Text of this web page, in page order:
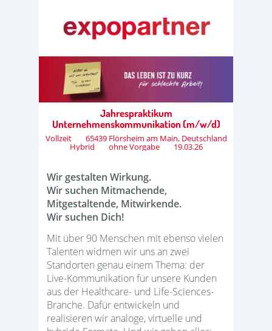
Jahrespraktikum
Unternehmenskommunikation (m/w/d)
Vollzeit 65439 Flörsheim am Main, Deutschland
Hybrid ohne Vorgabe 19.03.26
Wir gestalten Wirkung.
Wir suchen Mitmachende,
Mitgestaltende, Mitwirkende.
Wir suchen Dich!
Mit über 90 Menschen mit ebenso vielen
Talenten widmen wir uns an zwei
Standorten genau einem Thema: der
Live-Kommunikation für unsere Kunden
aus der Healthcare- und Life-Sciences-
Branche. Dafür entwickeln und
realisieren wir analoge, virtuelle und